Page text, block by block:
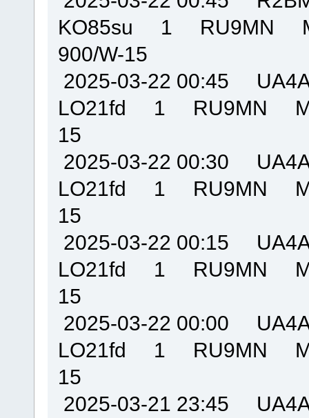
KO85su 1 RU9MN
900/W-15
2025-03-22 00:45
LO21fd 1 RU9MN
15
2025-03-22 00:30
LO21fd 1 RU9MN
15
2025-03-22 00:15
LO21fd 1 RU9MN
15
2025-03-22 00:00
LO21fd 1 RU9MN
15
2025-03-21 23:45